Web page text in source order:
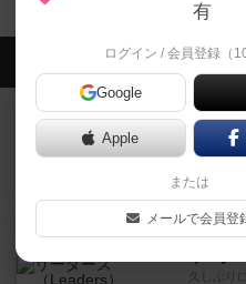
会員の
レビュー スライ
メインコ
ます。動
1分前
久しぶり
有
ログイン / 会員登録（10
Google
Apple
または
メールで会員登